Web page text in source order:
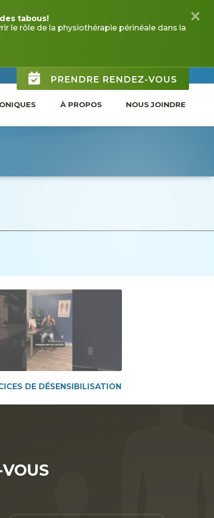
le rôle de la physiothérapie périnéale dans la
PRENDRE RENDEZ-VOUS
DE DÉSENSIBILISATION